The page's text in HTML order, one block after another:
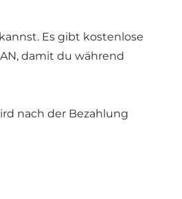
Es gibt kostenlose
damit du während
nach der Bezahlung